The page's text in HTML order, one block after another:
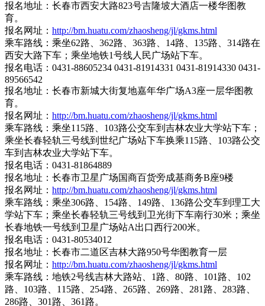
报名地址：长春市西安大路823号吉隆坡大酒店一楼华图教
育。
报名网址： http://bm.huatu.com/zhaosheng/jl/gkms.html
乘车路线：乘坐62路、362路、363路、14路、135路、314路在
西安大路下车；乘坐地铁1号线人民广场站下车。
报名电话：0431-88605234 0431-81914331 0431-81914330 0431-
89566542
报名地址：长春市新城大街复地嘉年华广场A3座一层华图教
育。
报名网址： http://bm.huatu.com/zhaosheng/jl/gkms.html
乘车路线：乘坐115路、103路公交车到吉林农业大学站下车；
乘坐长春轻轨三号线到世纪广场站下车换乘115路、103路公交
车到吉林农业大学站下车。
报名电话：0431-81864889
报名地址：长春市卫星广场国商百货旁成基商务B座9楼
报名网址： http://bm.huatu.com/zhaosheng/jl/gkms.html
乘车路线：乘坐306路、154路、149路、136路公交车到理工大
学站下车；乘坐长春轻轨三号线到卫光街下车南行30米；乘坐
长春地铁一号线到卫星广场站A出口西行200米。
报名电话：0431-80534012
报名地址：长春市二道区吉林大路950号华图教育一层
报名网址： http://bm.huatu.com/zhaosheng/jl/gkms.html
乘车路线：地铁2号线吉林大路站、1路、80路、101路、102
路、103路、115路、254路、265路、269路、281路、283路、
286路、301路、361路。